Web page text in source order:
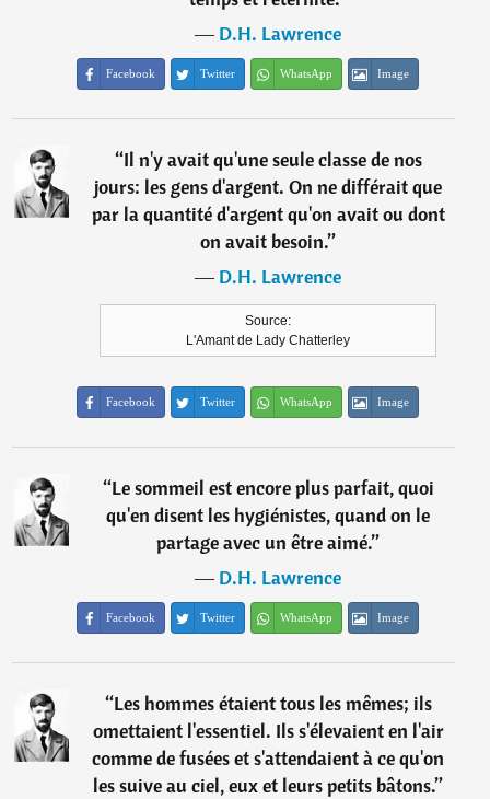
―D.H. Lawrence
Facebook Twitter WhatsApp Image
“Il n'y avait qu'une seule classe de nos
jours: les gens d'argent. On ne différait que
par la quantité d'argent qu'on avait ou dont
on avait besoin.”
―D.H. Lawrence
Source:
L'Amant de Lady Chatterley
Facebook Twitter WhatsApp Image
“Le sommeil est encore plus parfait, quoi
qu'en disent les hygiénistes, quand on le
partage avec un être aimé.”
―D.H. Lawrence
Facebook Twitter WhatsApp Image
“Les hommes étaient tous les mêmes; ils
omettaient l'essentiel. Ils s'élevaient en l'air
comme de fusées et s'attendaient à ce qu'on
les suive au ciel, eux et leurs petits bâtons.”